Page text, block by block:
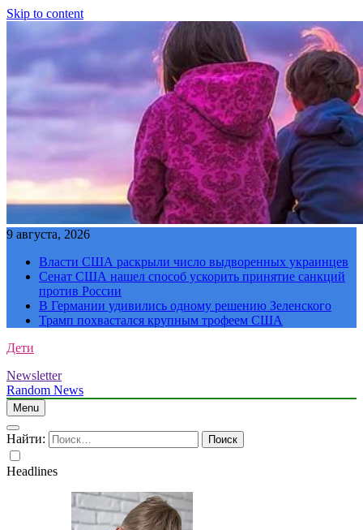
Skip to content
9 августа, 2026
Власти США раскрыли число выдворенных украинцев
Сенат США нашел способ ускорить принятие санкций
против России
В Германии удивились одному решению Зеленского
Трамп похвастался крупным трофеем США
Дети
Newsletter
Random News
Menu
Найти:
Headlines